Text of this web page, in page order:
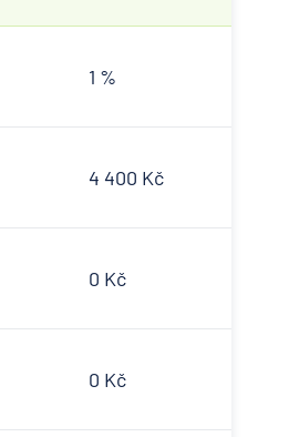
1 %
4 400 Kč
0 Kč
0 Kč